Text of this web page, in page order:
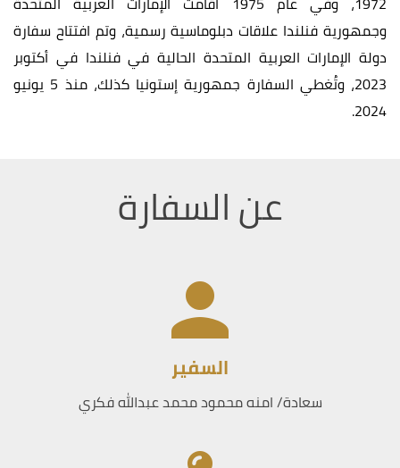
وجمهورية فنلندا علاقات دبلوماسية رسمية، وتم افتتاح سفارة
دولة الإمارات العربية المتحدة الحالية في فنلندا في أكتوبر
2023، وتُغطي السفارة جمهورية إستونيا كذلك، منذ 5 يونيو
2024.
عن السفارة
السفير
سعادة/ امنه محمود محمد عبدالله فكري